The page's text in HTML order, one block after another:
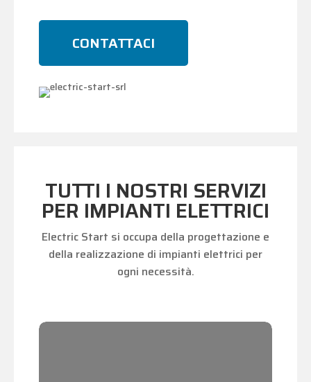
CONTATTACI
TUTTI I NOSTRI SERVIZI
PER IMPIANTI ELETTRICI
Electric Start si occupa della progettazione e
della realizzazione di impianti elettrici per
ogni necessità.